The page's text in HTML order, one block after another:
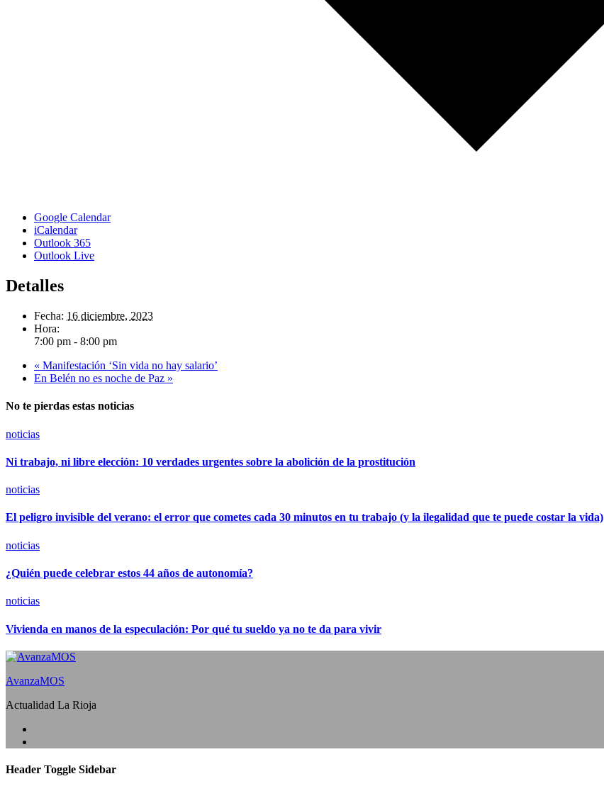
Google Calendar
iCalendar
Outlook 365
Outlook Live
Detalles
Fecha: 16 diciembre, 2023
Hora:
7:00 pm - 8:00 pm
« Manifestación ‘Sin vida no hay salario’
En Belén no es noche de Paz »
No te pierdas estas noticias
noticias
Ni trabajo, ni libre elección: 10 verdades urgentes sobre la abolición de la prostitución
noticias
El peligro invisible del verano: el error que cometes cada 30 minutos en tu trabajo (y la ilegalidad que te puede costar la vida)
noticias
¿Quién puede celebrar estos 44 años de autonomía?
noticias
Vivienda en manos de la especulación: Por qué tu sueldo ya no te da para vivir
AvanzaMOS
Actualidad La Rioja
Header Toggle Sidebar